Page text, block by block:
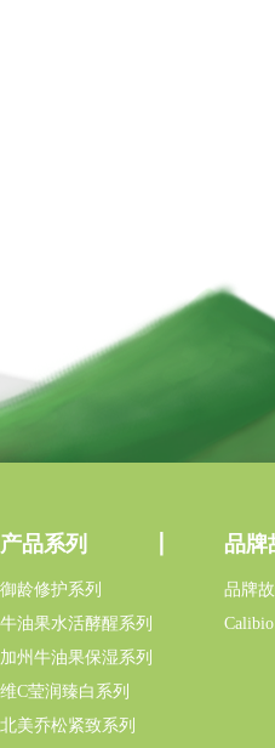
产品系列
御龄修护系列
牛油果水活酵醒系列
加州牛油果保湿系列
维C莹润臻白系列
北美乔松紧致系列
品牌
品牌